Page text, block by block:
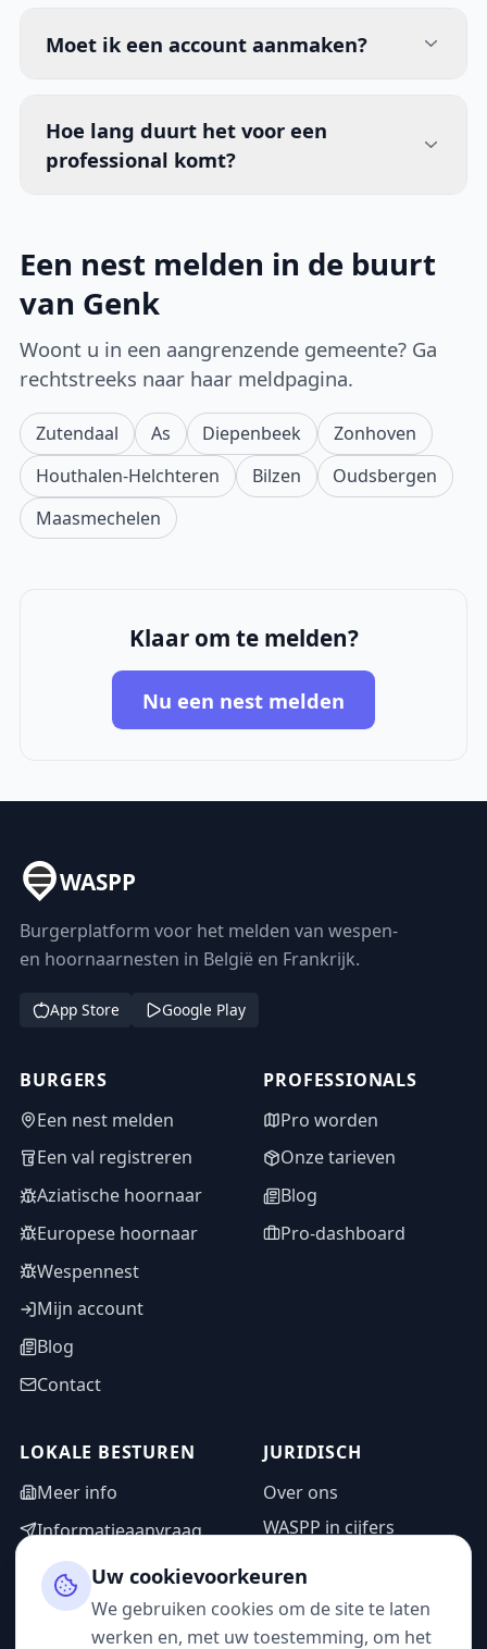
Moet ik een account aanmaken?
Hoe lang duurt het voor een
professional komt?
Een nest melden in de buurt
van Genk
Woont u in een aangrenzende gemeente? Ga
rechtstreeks naar haar meldpagina.
Zutendaal As Diepenbeek
Zonhoven
Houthalen-Helchteren
Bilzen
Oudsbergen
Maasmechelen
Klaar om te melden?
Nu een nest melden
WASPP
Burgerplatform voor het melden van wespen-
en hoornaarnesten in België en Frankrijk.
App Store Google Play
BURGERS
Een nest melden
Een val registreren
Aziatische hoornaar
Europese hoornaar
Wespennest
Mijn account
Blog
Contact
PROFESSIONALS
Pro worden
Onze tarieven
Blog
Pro-dashboard
LOKALE BESTUREN
Meer info
Informatieaanvraag
Adminzone
JURIDISCH
Over ons
WASPP in cijfers
Privacybeleid
Gebruiksvoorwaarden
Uw cookievoorkeuren
We gebruiken cookies om de site te laten
werken en, met uw toestemming, om het